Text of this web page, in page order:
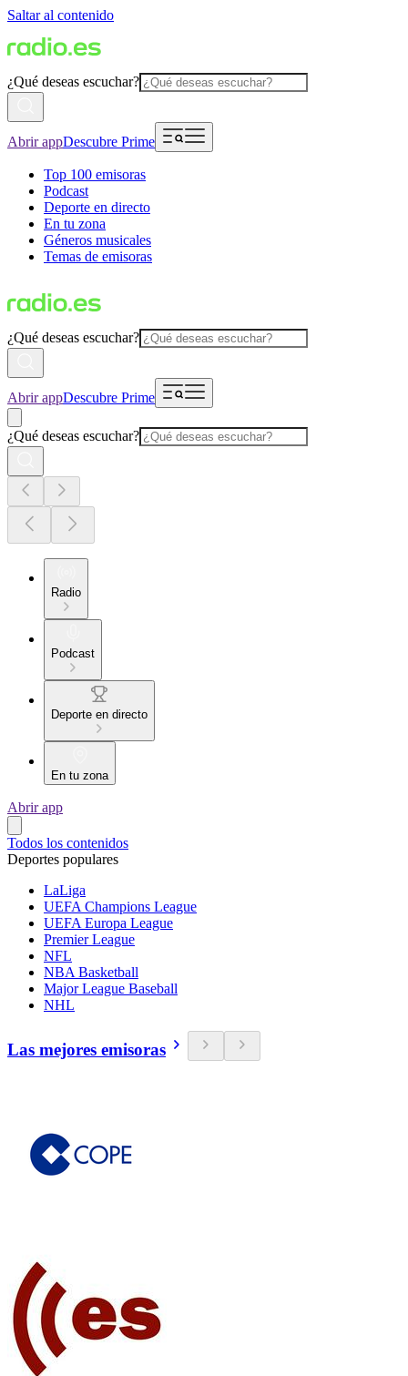
Saltar al contenido
¿Qué deseas escuchar?
Abrir appDescubre Prime
Top 100 emisoras
Podcast
Deporte en directo
En tu zona
Géneros musicales
Temas de emisoras
¿Qué deseas escuchar?
Abrir appDescubre Prime
¿Qué deseas escuchar?
Radio
Podcast
Deporte en directo
En tu zona
Abrir app
Todos los contenidos
Deportes populares
LaLiga
UEFA Champions League
UEFA Europa League
Premier League
NFL
NBA Basketball
Major League Baseball
NHL
Las mejores emisoras